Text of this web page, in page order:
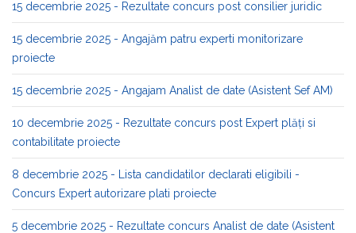
15 decembrie 2025 - Rezultate concurs post consilier juridic
15 decembrie 2025 - Angajăm patru experti monitorizare
proiecte
15 decembrie 2025 - Angajam Analist de date (Asistent Sef AM)
10 decembrie 2025 - Rezultate concurs post Expert plăți si
contabilitate proiecte
8 decembrie 2025 - Lista candidatilor declarati eligibili -
Concurs Expert autorizare plati proiecte
5 decembrie 2025 - Rezultate concurs Analist de date (Asistent